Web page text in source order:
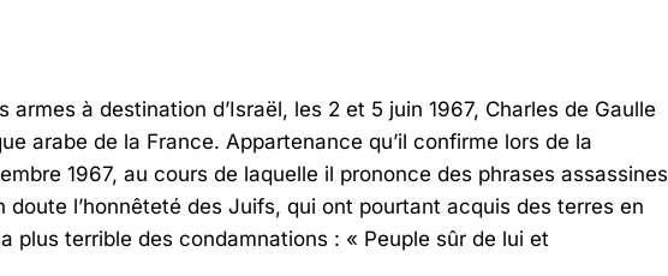
armes à destination d’Israël, les 2 et 5 juin 1967, Charles de Gaulle
arabe de la France. Appartenance qu’il confirme lors de la
1967, au cours de laquelle il prononce des phrases assassines
doute l’honnêteté des Juifs, qui ont pourtant acquis des terres en
plus terrible des condamnations : « Peuple sûr de lui et